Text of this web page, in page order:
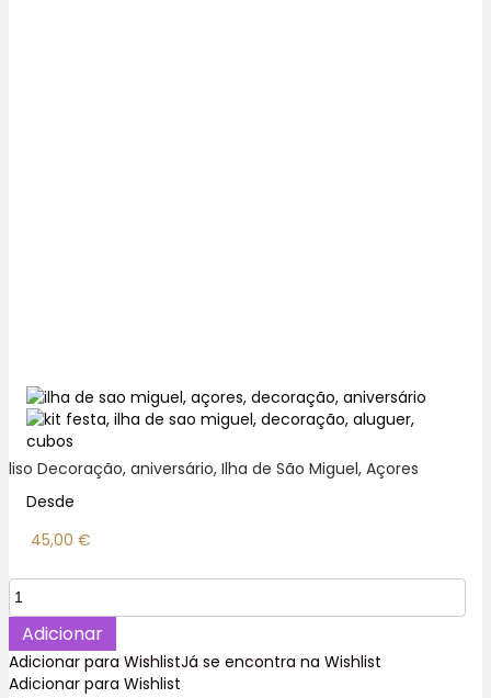
liso Decoração, aniversário, Ilha de São Miguel, Açores
Desde
45,00 €
Quantidade
de
Bege
Claro
Kit
Adicionar
Adicionar para WishlistJá se encontra na Wishlist
Adicionar para Wishlist